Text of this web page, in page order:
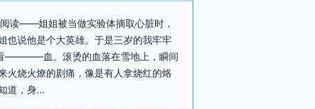
读——姐姐被当做实验体摘取心脏时，
也说他是个大英雄。于是三岁的我牢牢
————血。滚烫的血落在雪地上，瞬间
火烧火燎的剧痛，像是有人拿烧红的烙
道，身...